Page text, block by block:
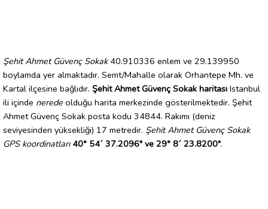
Şehit Ahmet Güvenç Sokak40.910336 enlem ve 29.139950
boylamda yer almaktadır. Semt/Mahalle olarak Orhantepe Mh. ve
Kartal ilçesine bağlıdır. Şehit Ahmet Güvenç Sokak haritası Istanbul
ili içinde nerede olduğu harita merkezinde gösterilmektedir. Şehit
Ahmet Güvenç Sokak posta kodu 34844. Rakımı (deniz
seviyesinden yüksekliği) 17 metredir. Şehit Ahmet Güvenç Sokak
GPS koordinatları 40° 54´ 37.2096" ve 29° 8´ 23.8200".